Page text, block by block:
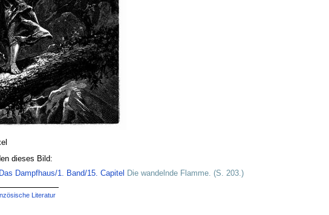
dieses Bild:
Dampfhaus/1. Band/15. Capitel Die wandelnde Flamme. (S. 203.)
Literatur